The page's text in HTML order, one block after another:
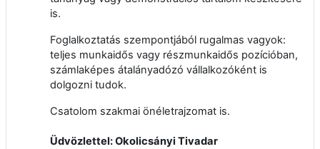
is.
Foglalkoztatás szempontjából rugalmas vagyok:
teljes munkaidős vagy részmunkaidős pozícióban,
számlaképes átalányadózó vállalkozóként is
dolgozni tudok.
Csatolom szakmai önéletrajzomat is.
Üdvözlettel: Okolicsányi Tivadar